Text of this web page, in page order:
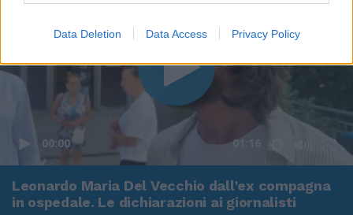
Data Deletion Data Access Privacy Policy
00:00 01:16
Leonardo Maria Del Vecchio dall'ex compagna
in ospedale. Le dichiarazioni ai giornalisti